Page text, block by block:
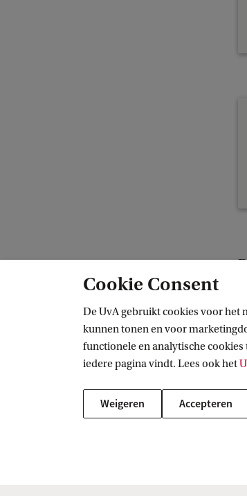
Gezonde Toekomst Onderzoek Midsize projecten
Gezonde Toekomst
Cookie Consent
De UvA gebruikt cookies voor het
kunnen tonen en voor
functionele en analytische
iedere pagina vindt. Lees ook het
Weigeren Accepteren